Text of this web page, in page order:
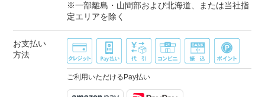
※一部離島・山間部および北海道、または当社指
定エリアを除く
お支払い
方法
ご利用いただけるPay払い